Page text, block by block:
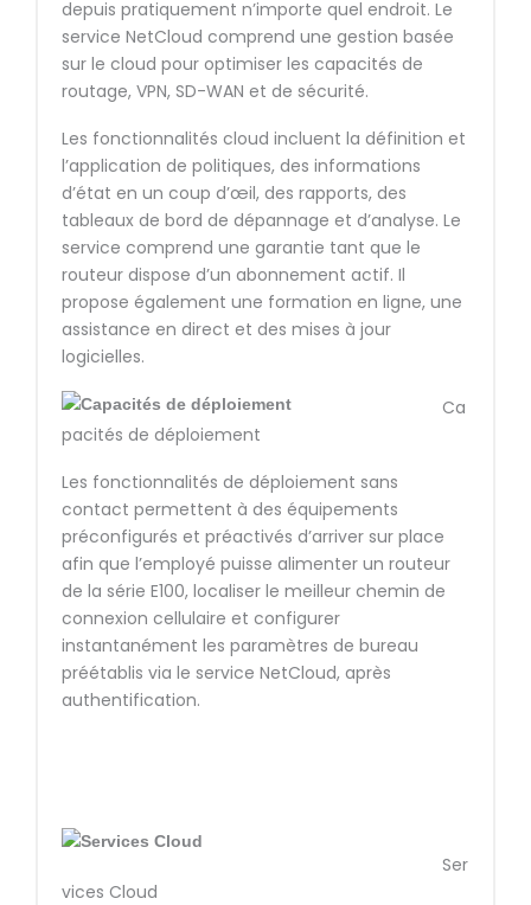
depuis pratiquement n’importe quel endroit. Le
service NetCloud comprend une gestion basée
sur le cloud pour optimiser les capacités de
routage, VPN, SD-WAN et de sécurité.
Les fonctionnalités cloud incluent la définition et
l’application de politiques, des informations
d’état en un coup d’œil, des rapports, des
tableaux de bord de dépannage et d’analyse. Le
service comprend une garantie tant que le
routeur dispose d’un abonnement actif. Il
propose également une formation en ligne, une
assistance en direct et des mises à jour
logicielles.
Ca
pacités de déploiement
Les fonctionnalités de déploiement sans
contact permettent à des équipements
préconfigurés et préactivés d’arriver sur place
afin que l’employé puisse alimenter un routeur
de la série E100, localiser le meilleur chemin de
connexion cellulaire et configurer
instantanément les paramètres de bureau
préétablis via le service NetCloud, après
authentification.
Ser
vices Cloud